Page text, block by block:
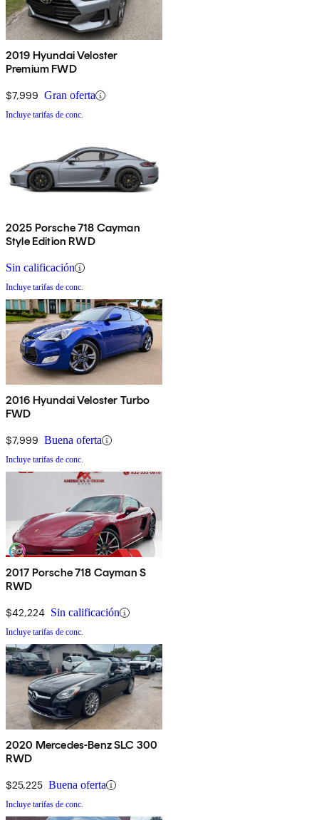
2019 Hyundai Veloster
Premium FWD
$7,999 Gran oferta
Incluye tarifas de conc.
2025 Porsche 718 Cayman
Style Edition RWD
Sin calificación
Incluye tarifas de conc.
2016 Hyundai Veloster Turbo
FWD
$7,999 Buena oferta
Incluye tarifas de conc.
2017 Porsche 718 Cayman S
RWD
$42,224 Sin calificación
Incluye tarifas de conc.
2020 Mercedes-Benz SLC 300
RWD
$25,225 Buena oferta
Incluye tarifas de conc.